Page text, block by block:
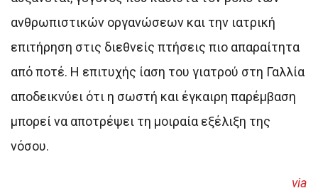
ανθρωπιστικών οργανώσεων και την ιατρική
επιτήρηση στις διεθνείς πτήσεις πιο απαραίτητα
από ποτέ. Η επιτυχής ίαση του γιατρού στη Γαλλία
αποδεικνύει ότι η σωστή και έγκαιρη παρέμβαση
μπορεί να αποτρέψει τη μοιραία εξέλιξη της
νόσου.
via